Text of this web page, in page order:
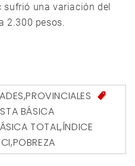
sufrió una variación del
2.300 pesos.
,PROVINCIALES
BÁSICA
TOTAL,ÍNDICE
,POBREZA